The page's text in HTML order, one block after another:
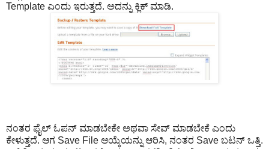
Template ಎಂದು ಇರುತ್ತದೆ. ಅದನ್ನು ಕ್ಲಿಕ್ ಮಾಡಿ.
ನಂತರ ಫೈಲ್ ಓಪನ್ ಮಾಡಬೇಕೇ ಅಥವಾ ಸೇವ್ ಮಾಡಬೇಕೆ ಎಂದು
ಕೇಳುತ್ತದೆ. ಆಗ Save File ಆಯ್ಕೆಯನ್ನು ಆರಿಸಿ, ನಂತರ Save ಬಟನ್ ಒತ್ತಿ.